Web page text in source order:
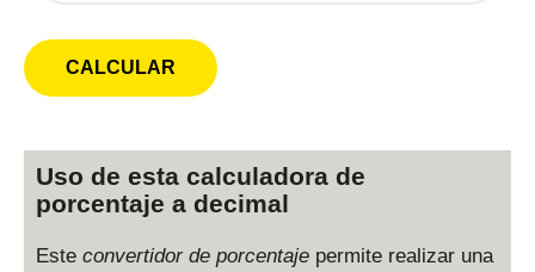
Uso de esta calculadora de
porcentaje a decimal
Este convertidor de porcentaje permite realizar una